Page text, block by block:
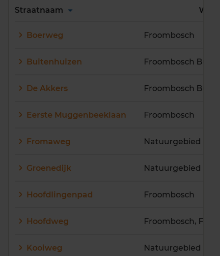
Alles
Q
R U
V
Straatnaam Wijk
Boerweg Froombosch
Buitenhuizen Froombosch
De Akkers Froombosch
Eerste Muggenbeeklaan Froombosch
Fromaweg Natuurgebied
Groenedijk Natuurgebied
Hoofdlingenpad Froombosch
Hoofdweg
Kooiweg Natuurgebied